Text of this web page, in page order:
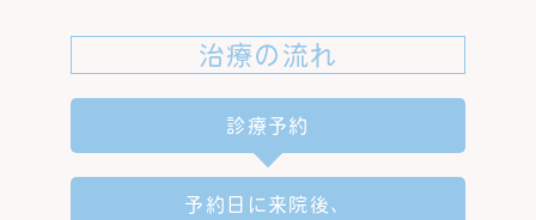
治療の流れ
診療予約
予約日に来院後、